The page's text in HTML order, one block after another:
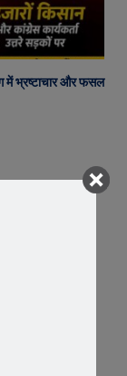
में भ्रष्टाचार और फसल